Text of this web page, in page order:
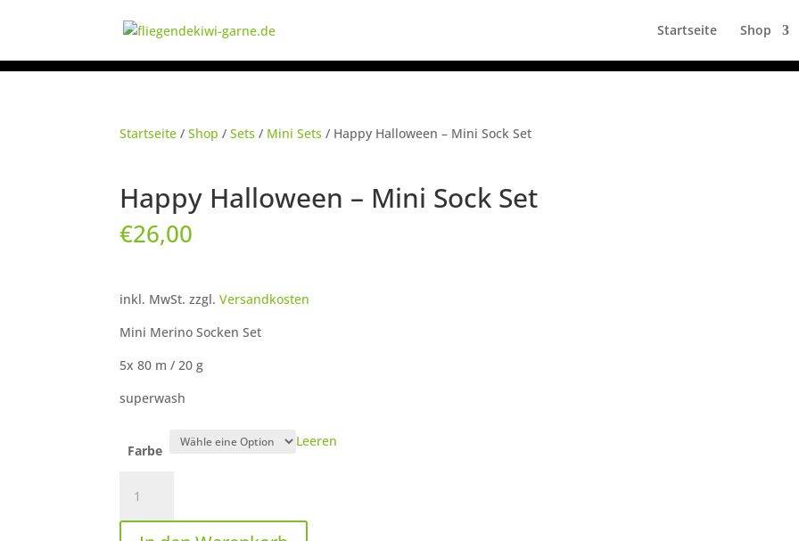
Startseite Shop
Startseite /Shop /Sets / Mini Sets / Happy Halloween – Mini Sock Set
Happy Halloween – Mini Sock Set
€26,00
inkl. MwSt. zzgl.Versandkosten
Mini Merino Socken Set
5x 80 m / 20 g
superwash
Farbe
Leeren
Halloween
-